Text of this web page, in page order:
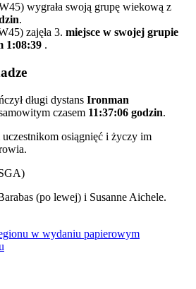
wygrała swoją grupę wiekową z
.
zajęła 3. miejsce w swojej grupie
1:08:39 .
długi dystans Ironman
czasem 11:37:06 godzin.
osiągnięć i życzy im
(po lewej) i Susanne Aichele.